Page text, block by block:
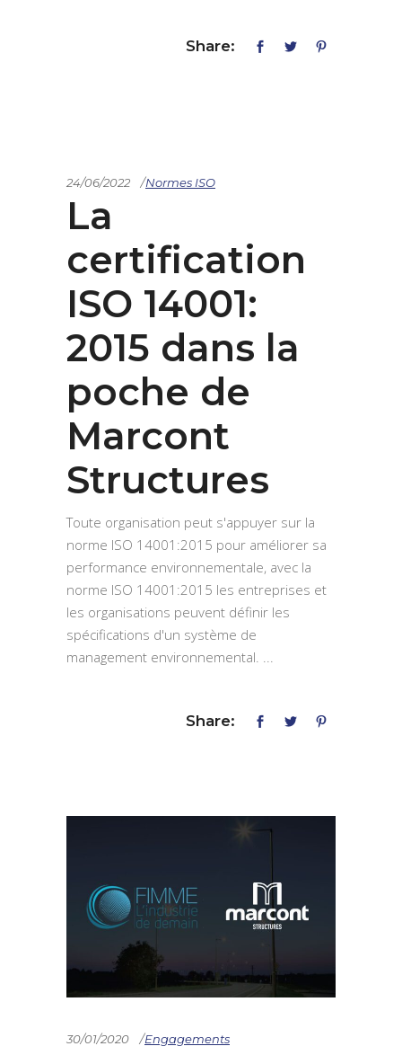
Share:
24/06/2022 Normes ISO
La
certification
ISO 14001:
2015 dans la
poche de
Marcont
Structures
Toute organisation peut s'appuyer sur la
norme ISO 14001:2015 pour améliorer sa
performance environnementale, avec la
norme ISO 14001:2015 les entreprises et
les organisations peuvent définir les
spécifications d'un système de
management environnemental.
Share:
30/01/2020 Engagements